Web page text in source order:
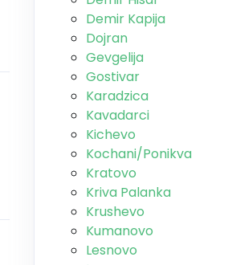
Demir Kapija
Dojran
Gevgelija
Gostivar
Karadzica
Kavadarci
Kichevo
Kochani/Ponikva
Kratovo
Kriva Palanka
Krushevo
Kumanovo
Lesnovo